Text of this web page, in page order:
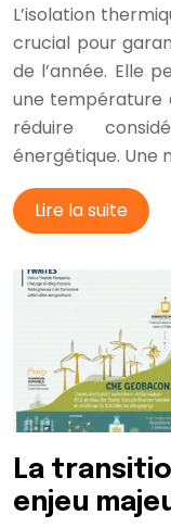
L’isolation
crucial pour
de l’année. Elle
une température
réduire
énergétique. Une
Lire la suite
La
enjeu